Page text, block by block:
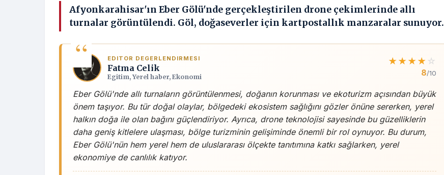
Afyonkarahisar'ın Eber Gölü'nde gerçekleştirilen drone çekimlerinde allı
turnalar görüntülendi. Göl, doğaseverler için kartpostallık manzaralar sunuyor.
EDITOR DEGERLENDIRMESI
Fatma Celik
Egitim, Yerel haber, Ekonomi
★★★★ ☆
8/10
Eber Gölü'nde allı turnaların görüntülenmesi, doğanın korunması ve ekoturizm açısından büyük
önem taşıyor. Bu tür doğal olaylar, bölgedeki ekosistem sağlığını gözler önüne sererken, yerel
halkın doğa ile olan bağını güçlendiriyor. Ayrıca, drone teknolojisi sayesinde bu güzelliklerin
daha geniş kitlelere ulaşması, bölge turizminin gelişiminde önemli bir rol oynuyor. Bu durum,
Eber Gölü'nün hem yerel hem de uluslararası ölçekte tanıtımına katkı sağlarken, yerel
ekonomiye de canlılık katıyor.